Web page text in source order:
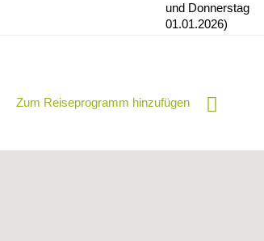
und Donnerstag
01.01.2026)
Zum Reiseprogramm hinzufügen